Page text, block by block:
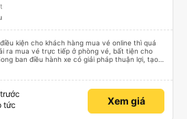
kiện cho khách hàng mua vé online thì quá
ban điều hành xe có giải pháp thuận lợi, tạo
vé online (chuyển khoản khi mua vé). Kính
tức
Xem giá